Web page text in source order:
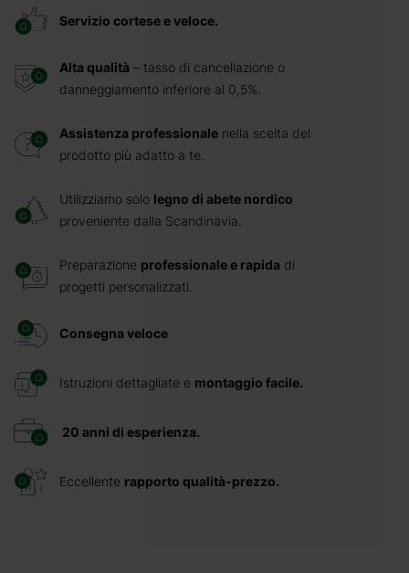
Servizio cortese e veloce.
Alta qualità – tasso di cancellazione o
danneggiamento inferiore al 0,5%.
Assistenza professionale nella scelta del
prodotto più adatto a te.
Utilizziamo solo legno di abete nordico
proveniente dalla Scandinavia.
Preparazione professionale e rapida di
progetti personalizzati.
Consegna veloce
Istruzioni dettagliate e montaggio facile.
20 anni di esperienza.
Eccellente rapporto qualità-prezzo.